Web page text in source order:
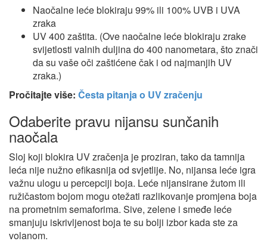
Naočalne leće blokiraju 99% ili 100% UVB i UVA
zraka
UV 400 zaštita. (Ove naočalne leće blokiraju zrake
svijetlosti valnih duljina do 400 nanometara, što znači
da su vaše oči zaštićene čak i od najmanjih UV
zraka.)
Pročitajte više: Česta pitanja o UV zračenju
Odaberite pravu nijansu sunčanih
naočala
Sloj koji blokira UV zračenja je proziran, tako da tamnija
leća nije nužno efikasnija od svjetlije. No, nijansa leće igra
važnu ulogu u percepciji boja. Leće nijansirane žutom ili
ružičastom bojom mogu otežati razlikovanje promjena boja
na prometnim semaforima. Sive, zelene i smeđe leće
smanjuju iskrivljenost boja te su bolji izbor kada ste za
volanom.